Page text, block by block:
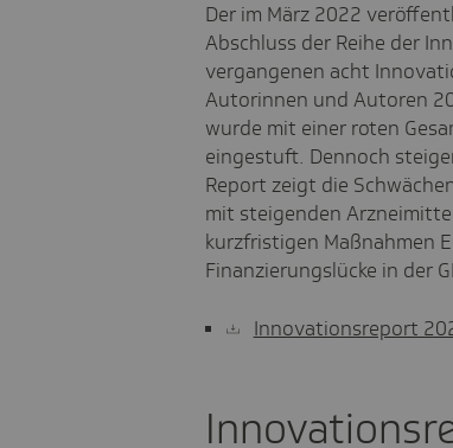
Der im März 2022
Abschluss der Reihe der
vergangenen acht
Autorinnen und Autoren
wurde mit einer roten
eingestuft. Dennoch
Report zeigt die
mit steigenden
kurzfristigen Maßnahmen
Finanzierungslücke in der
Innovationsreport